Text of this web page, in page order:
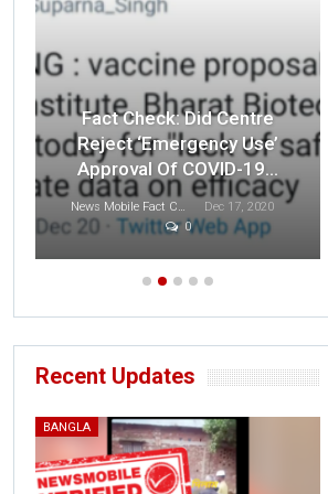
Fact Check: Did Centre
Reject ‘Emergency Use’
Approval Of COVID-19…
News Mobile Fact Check Bureau
Dec 17, 2020
0
Recent Updates
BANGLA